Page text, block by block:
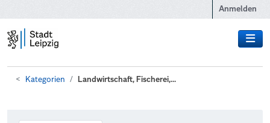
Anmelden
Kategorien Landwirtschaft, Fischerei,...